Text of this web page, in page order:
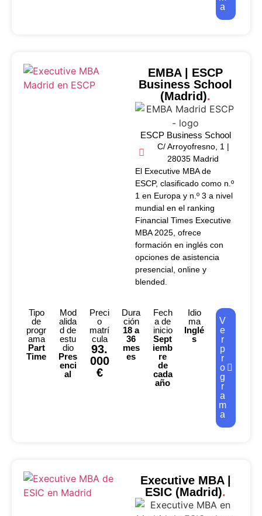
a
EMBA | ESCP
Business School
(Madrid).
ESCP Business School
C/ Arroyofresno, 1 |
28035 Madrid
El Executive MBA de
ESCP, clasificado como n.º
1 en Europa y n.º 3 a nivel
mundial en el ranking
Financial Times Executive
MBA 2025, ofrece
formación en inglés con
opciones de asistencia
presencial, online y
blended.
Tipo
de
progr
ama
Part
Time
Mod
alida
d de
estu
dio
Pres
enci
al
Preci
o
matrí
cula
93.
000
€
Dura
ción
18 a
36
mes
es
Fech
a de
inicio
Sept
iemb
re
de
cada
año
Idio
ma
Inglé
s
V
e
r
p
r
o
g
r
a
m
a
Executive MBA |
ESIC (Madrid).